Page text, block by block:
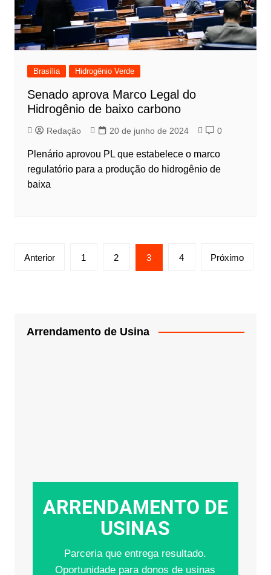
Brasília Hidrogênio Verde
Senado aprova Marco Legal do
Hidrogênio de baixo carbono
Redação 20 de junho de 2024 0
Plenário aprovou PL que estabelece o marco
regulatório para a produção do hidrogênio de
baixa
Anterior 1 2 3 4 Próximo
Arrendamento de Usina
ARRENDAMENTO DE
USINAS
Parceria que entrega resultado.
Oportunidade para donos de usinas